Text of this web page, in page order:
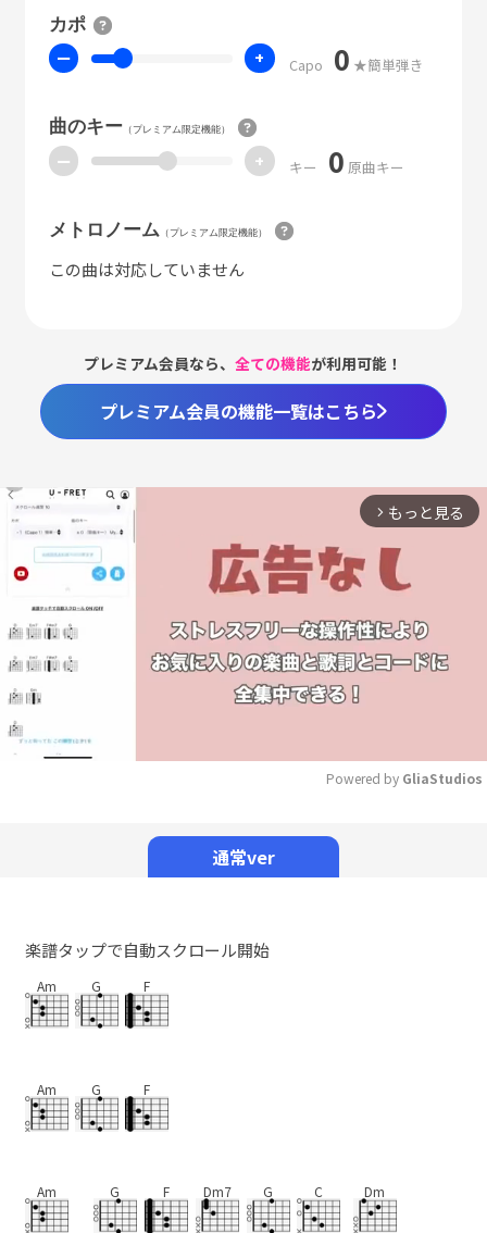
カポ
ー + Capo 0 ★簡単弾き
曲のキー（プレミアム限定機能）
ー + キー 0 原曲キー
メトロノーム （プレミアム限定機能）
この曲は対応していません
プレミアム会員なら、全ての機能が利用可能！
プレミアム会員の機能一覧はこちら
arrow_forward_ios もっと見る
Powered by GliaStudios
通常ver
楽譜タップで自動スクロール開始
Am G F
Am G F
Am G F Dm7 G C Dm